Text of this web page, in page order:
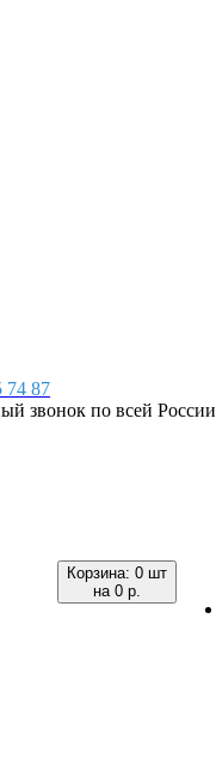
74 87
звонок по всей России
Корзина: 0 шт
на 0 р.